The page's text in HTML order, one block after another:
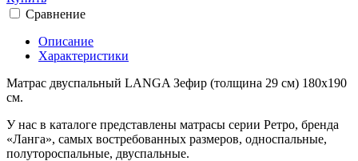
Сравнение
Описание
Характеристики
Матрас двуспальный LANGA Зефир (толщина 29 см) 180х190
см.
У нас в каталоге представлены матрасы серии Ретро, бренда
«Ланга», самых востребованных размеров, односпальные,
полутороспальные, двуспальные.